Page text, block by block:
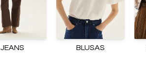
JEANS BLUSAS